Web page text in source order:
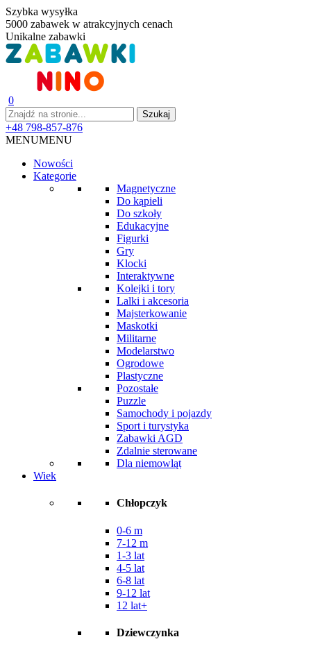
Szybka wysyłka
5000 zabawek w atrakcyjnych cenach
Unikalne zabawki
0
+48 798-857-876
MENUMENU
Nowości
Kategorie
Magnetyczne
Do kąpieli
Do szkoły
Edukacyjne
Figurki
Gry
Klocki
Interaktywne
Kolejki i tory
Lalki i akcesoria
Majsterkowanie
Maskotki
Militarne
Modelarstwo
Ogrodowe
Plastyczne
Pozostałe
Puzzle
Samochody i pojazdy
Sport i turystyka
Zabawki AGD
Zdalnie sterowane
Dla niemowląt
Wiek
Chłopczyk
0-6 m
7-12 m
1-3 lat
4-5 lat
6-8 lat
9-12 lat
12 lat+
Dziewczynka